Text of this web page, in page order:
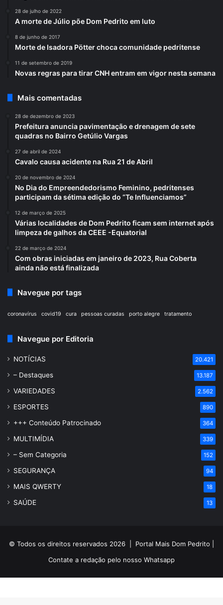
28 de julho de 2022
A morte de Júlio põe Dom Pedrito em luto
8 de junho de 2017
Morte de Isadora Pötter choca comunidade pedritense
11 de setembro de 2019
Novas regras para tirar CNH entram em vigor nesta semana
Mais comentadas
28 de dezembro de 2023
Prefeitura anuncia pavimentação e drenagem de sete
quadras no Bairro Getúlio Vargas
27 de abril de 2024
Cavalo causa acidente na Rua 21 de Abril
20 de novembro de 2024
No Dia do Empreendedorismo Feminino, pedritenses
participam da sétima edição do “Te Influenciamos”
12 de março de 2025
Várias localidades de Dom Pedrito ficam sem internet após
limpeza de galhos da CEEE -Equatorial
22 de março de 2024
Com obras iniciadas em janeiro de 2023, Rua Coberta
ainda não está finalizada
Navegue por tags
coronavírus covid19 cura pessoas curadas porto alegre tratamento
Navegue por Editoria
NOTÍCIAS 20.421
– Destaques 13.187
VARIEDADES 2.562
ESPORTES 890
+++ Conteúdo Patrocinado 364
MULTIMÍDIA 339
– Sem Categoria 152
SEGURANÇA 94
MAIS QWERTY 18
SAÚDE 13
© Todos os direitos reservados 2026 | Portal Mais Dom Pedrito
Contate a redação pelo nosso Whatsapp